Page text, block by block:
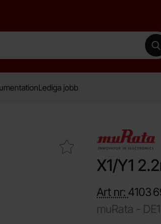
Lediga jobb
x1/Y1 2.2nF (2200pF) 250V 10mm som favorit
X1/Y1
Art nr: 4103
muRata -